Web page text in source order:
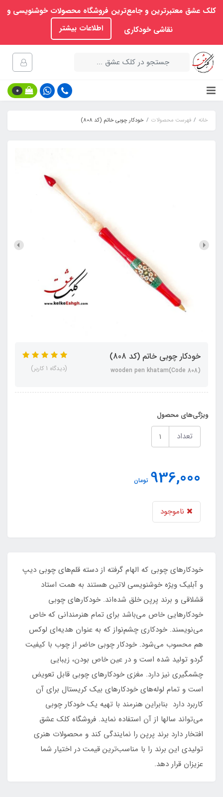
کلک عشق معتبرترین و جامع‌ترین فروشگاه محصولات خوشنویسی و
نقاشی خودکاری
اطلاعات بیشتر
0
خانه فهرست محصولات خودکار چوبی خاتم (کد 808)
خودکار چوبی خاتم (کد 808)
wooden pen khatam(Code 808) (دیدگاه 1 کاربر)
ویژگی‌های محصول
تعداد
936,000 تومان
ناموجود
خودکارهای چوبی که الهام گرفته از دسته قلم‌های چوبی دیپ
و آبلیک ویژه خوشنویسی لاتین هستند به همت استاد
قشلاقی و برند پرپن خلق شده‌اند. خودکارهای چوبی
خودکارهایی خاص می‌باشد برای تمام هنرمندانی که خاص
می‌نویسند. خودکاری چشم‌نواز که به عنوان هدیه‌ای لوکس
هم محسوب می‌شود. خودکار چوبی حاضر از چوب با کیفیت
گردو تولید شده است و در عین خاص بودن، زیبایی
چشمگیری نیز دارد. مغزی خودکارهای چوبی قابل تعویض
است و تمام لوله‌های خودکارهای بیک کریستال برای آن
کاربرد دارد بنابراین هنرمند با تهیه یک خودکار چوبی
می‌تواند سالها از آن استفاده نماید. فروشگاه کلک عشق
افتخار دارد برند پرپن را نمایندگی کند و محصولات هنری
تولیدی این برند را با مناسب‌ترین قیمت در اختیار شما
عزیزان قرار دهد.